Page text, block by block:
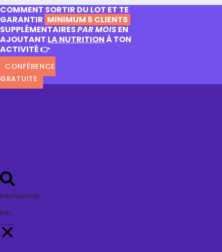
COMMENT SORTIR DU LOT ET TE
GARANTIR MINIMUM 5 CLIENTS
SUPPLÉMENTAIRESPAR MOISEN
AJOUTANT LA NUTRITIONÀ TON
ACTIVITÉ 👉
CONFÉRENCE
GRATUITE
Rechercher